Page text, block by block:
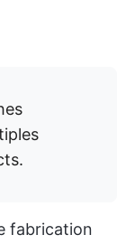
fabrication